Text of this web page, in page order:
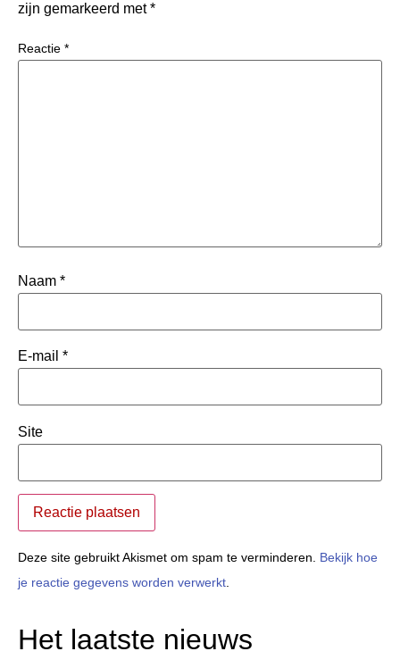
zijn gemarkeerd met*
Reactie *
Naam *
E-mail *
Site
Deze site gebruikt Akismet om spam te verminderen. Bekijk hoe
je reactie gegevens worden verwerkt
Het laatste nieuws